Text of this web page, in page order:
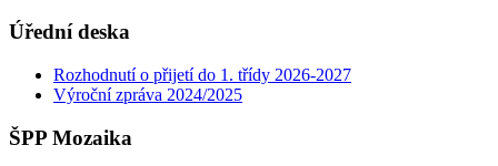
Úřední deska
Rozhodnutí o přijetí do 1. třídy 2026-2027
Výroční zpráva 2024/2025
ŠPP Mozaika